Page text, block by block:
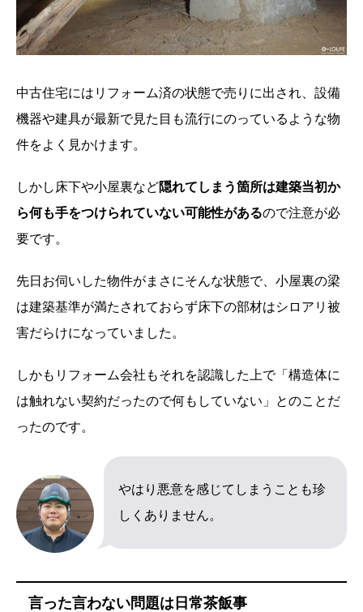
中古住宅にはリフォーム済の状態で売りに出され、設備
機器や建具が最新で見た目も流行にのっているような物
件をよく見かけます。
しかし床下や小屋裏など隠れてしまう箇所は建築当初か
ら何も手をつけられていない可能性があるので注意が必
要です。
先日お伺いした物件がまさにそんな状態で、小屋裏の梁
は建築基準が満たされておらず床下の部材はシロアリ被
害だらけになっていました。
しかもリフォーム会社もそれを認識した上で「構造体に
は触れない契約だったので何もしていない」とのことだ
ったのです。
やはり悪意を感じてしまうことも珍
しくありません。
言った言わない問題は日常茶飯事